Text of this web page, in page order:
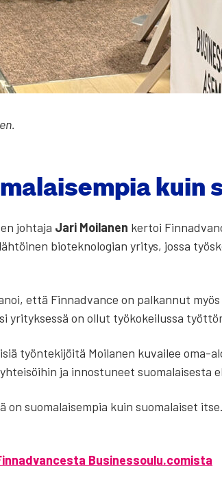
kuin
joh­ta­ja Jari Moi­la­nen ker­toi
bio­tek­no­lo­gian yri­tys, jos­sa
että Fin­nad­vance on pal­kan­nut
yri­tyk­ses­sä on ollut työ­ko­kei­lus­sa
työn­te­ki­jöi­tä Moi­la­nen kuvai­lee
ja innos­tu­neet suo­ma­lai­ses­ta
on suo­ma­lai­sem­pia kuin suo­ma­lai­set
Businessoulu.comista